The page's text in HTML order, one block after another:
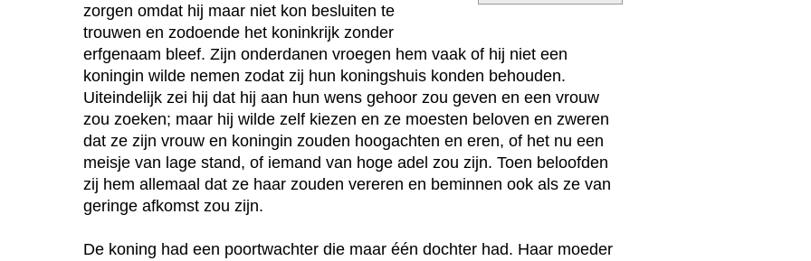
zorgen omdat hij maar niet kon besluiten te
trouwen en zodoende het koninkrijk zonder
erfgenaam bleef. Zijn onderdanen vroegen hem vaak of hij niet een
koningin wilde nemen zodat zij hun koningshuis konden behouden.
Uiteindelijk zei hij dat hij aan hun wens gehoor zou geven en een vrouw
zou zoeken; maar hij wilde zelf kiezen en ze moesten beloven en zweren
dat ze zijn vrouw en koningin zouden hoogachten en eren, of het nu een
meisje van lage stand, of iemand van hoge adel zou zijn. Toen beloofden
zij hem allemaal dat ze haar zouden vereren en beminnen ook als ze van
geringe afkomst zou zijn.
De koning had een poortwachter die maar één dochter had. Haar moeder